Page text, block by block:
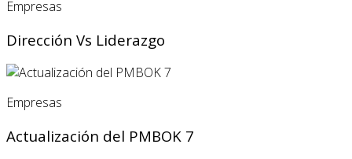
Empresas
Dirección Vs Liderazgo
Empresas
Actualización del PMBOK 7